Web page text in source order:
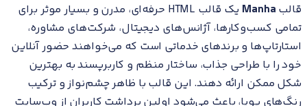
قالب Manha
یک قالب HTML حرفه‌ای، مدرن و بسیار موثر برای
تمامی کسب‌وکارها، آژانس‌های دیجیتال، شرکت‌های مشاوره،
استارتاپ‌ها و برندهای خدماتی است که می‌خواهند حضور آنلاین
خود را با طراحی جذاب، ساختار منظم و کاربرپسند به بهترین
شکل ممکن ارائه دهند. این قالب با ظاهر چشم‌نواز و ترکیب
رنگ‌های پویا، باعث می‌شود اولین برداشت کاربران از وب‌سایت